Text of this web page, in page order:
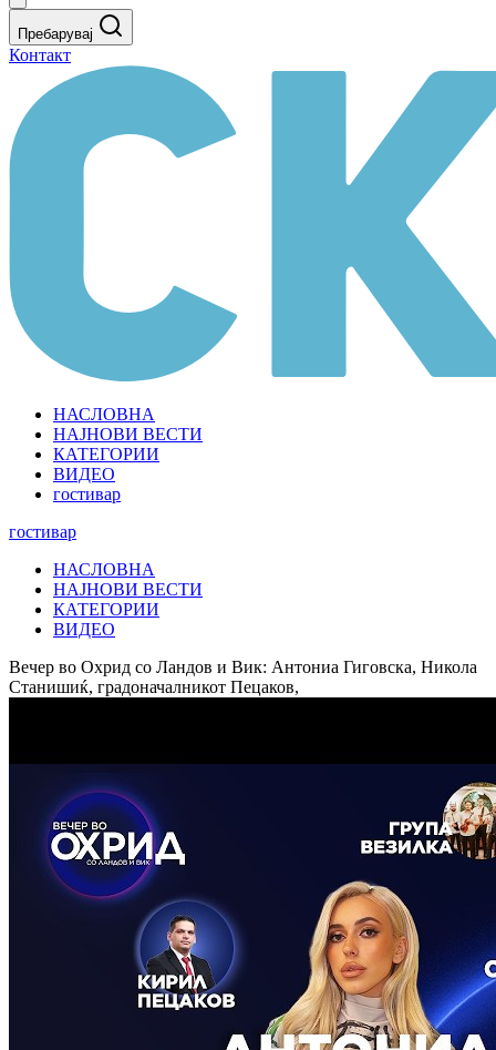
Пребарувај
Контакт
НАСЛОВНА
НАЈНОВИ ВЕСТИ
КАТЕГОРИИ
ВИДЕО
гостивар
гостивар
НАСЛОВНА
НАЈНОВИ ВЕСТИ
КАТЕГОРИИ
ВИДЕО
Вечер во Охрид со Ландов и Вик: Антониа Гиговска, Никола
Станишиќ, градоначалникот Пецаков,